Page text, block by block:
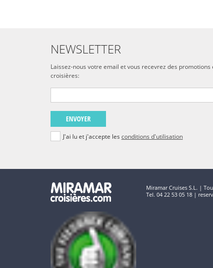
NEWSLETTER
Laissez-nous votre email et vous recevrez des
croisières:
ENVOYER
J'ai lu et j'accepte les conditions d'utilisation
Miramar Cruises S.L. |
Tel. 04 22 53 05 18 |